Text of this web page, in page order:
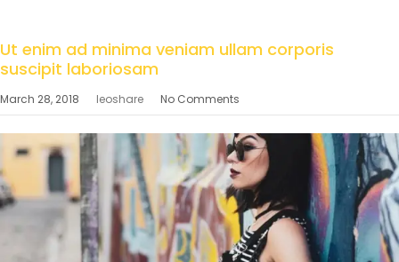
Ut enim ad minima veniam ullam corporis
suscipit laboriosam
March 28, 2018 leoshare No Comments